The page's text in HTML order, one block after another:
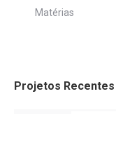
Matérias
Projetos Recentes